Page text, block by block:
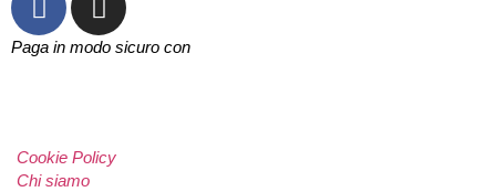
Paga in modo sicuro con
Cookie Policy
Chi siamo